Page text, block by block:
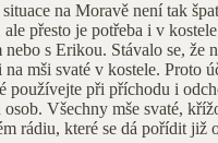
na Moravě není tak
přesto je potřeba i v
s Erikou. Stávalo se,
mši svaté v kostele.
při příchodu i
Všechny mše svaté,
rádiu, které se dá pořídit